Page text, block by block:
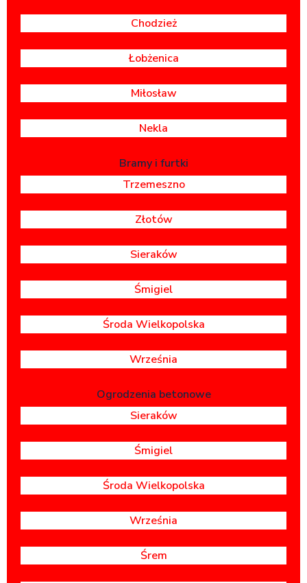
Chodzież
Łobżenica
Miłosław
Nekla
Bramy i furtki
Trzemeszno
Złotów
Sieraków
Śmigiel
Środa Wielkopolska
Września
Ogrodzenia betonowe
Sieraków
Śmigiel
Środa Wielkopolska
Września
Śrem